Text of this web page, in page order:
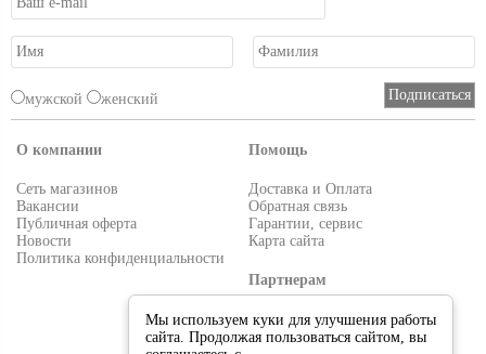
мужской женский
О компании
Сеть магазинов
Вакансии
Публичная оферта
Новости
Политика конфиденциальности
Помощь
Доставка и Оплата
Обратная связь
Гарантии, сервис
Карта сайта
Партнерам
Условия работы
Реквизиты
Мы используем куки для улучшения работы
сайта. Продолжая пользоваться сайтом, вы